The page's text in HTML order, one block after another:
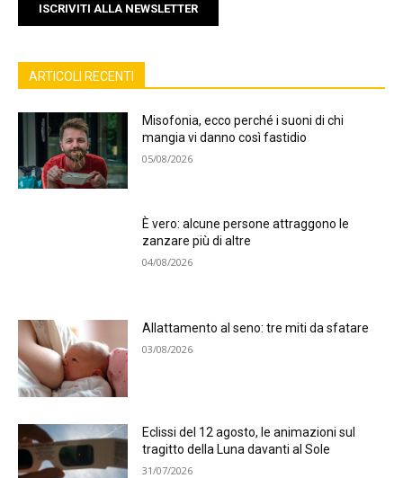
ISCRIVITI ALLA NEWSLETTER
ARTICOLI RECENTI
Misofonia, ecco perché i suoni di chi
mangia vi danno così fastidio
05/08/2026
È vero: alcune persone attraggono le
zanzare più di altre
04/08/2026
Allattamento al seno: tre miti da sfatare
03/08/2026
Eclissi del 12 agosto, le animazioni sul
tragitto della Luna davanti al Sole
31/07/2026